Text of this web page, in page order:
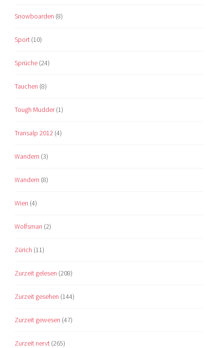
Snowboarden (8)
Sport (10)
Sprüche (24)
Tauchen (8)
Tough Mudder(1)
Transalp 2012 (4)
Wandern (3)
Wandern (8)
Wien (4)
Wolfsman (2)
Zürich (11)
Zurzeit gelesen (208)
Zurzeit gesehen (144)
Zurzeit gewesen (47)
Zurzeit nervt (265)